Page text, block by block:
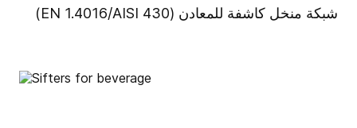
شبكة منخل كاشفة للمعادن (EN 1.4016/AISI 430)